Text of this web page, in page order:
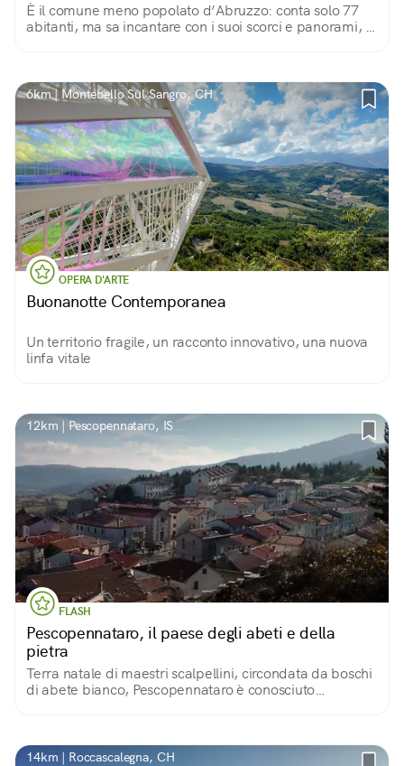
È il comune meno popolato d’Abruzzo: conta solo 77
abitanti, ma sa incantare con i suoi scorci e panorami, e
6km | Montebello Sul Sangro, CH
OPERA D'ARTE
Buonanotte Contemporanea
Un territorio fragile, un racconto innovativo, una nuova
linfa vitale
12km | Pescopennataro, IS
FLASH
Pescopennataro, il paese degli abeti e della
pietra
Terra natale di maestri scalpellini, circondata da boschi
di abete bianco, Pescopennataro è conosciuto
14km | Roccascalegna, CH